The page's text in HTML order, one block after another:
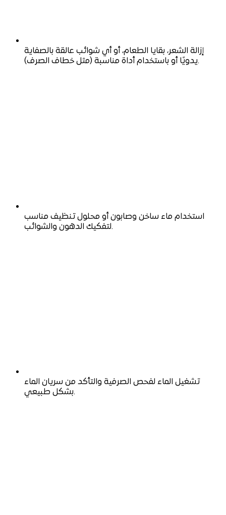
إزالة الشعر، بقايا الطعام، أو أي شوائب عالقة بالصفاية
يدويًا أو باستخدام أداة مناسبة (مثل خطاف الصرف).
استخدام ماء ساخن وصابون أو محلول تنظيف مناسب
لتفكيك الدهون والشوائب.
تشغيل الماء لفحص الصرفية والتأكد من سريان الماء
بشكل طبيعي.